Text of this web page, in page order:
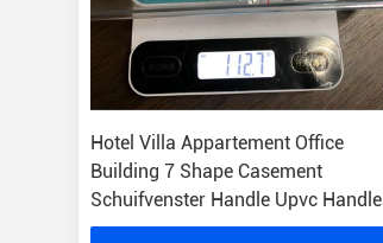
Hotel Villa Appartement Office
Building 7 Shape Casement
Schuifvenster Handle Upvc Handle